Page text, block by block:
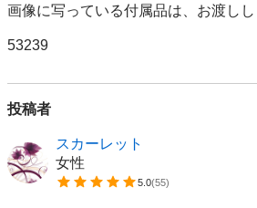
画像に写っている付属品は、お渡しし
53239
投稿者
スカーレット
女性
5.0(55)